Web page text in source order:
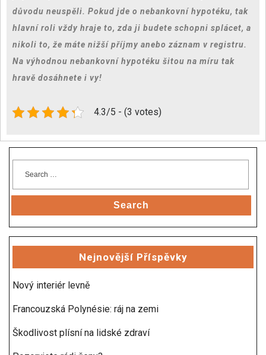
důvodu neuspěli. Pokud jde o nebankovní hypotéku, tak
hlavní roli vždy hraje to, zda ji budete schopni splácet, a
nikoli to, že máte nižší příjmy anebo záznam v registru.
Na výhodnou nebankovní hypotéku šitou na míru tak
hravě dosáhnete i vy!
4.3/5 - (3 votes)
Search
Nejnovější Příspěvky
Nový interiér levně
Francouzská Polynésie: ráj na zemi
Škodlivost plísní na lidské zdraví